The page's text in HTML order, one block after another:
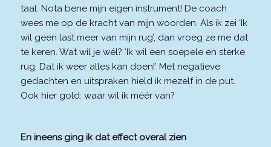
taal. Nota bene mijn eigen instrument! De coach
wees me op de kracht van mijn woorden. Als ik zei ‘Ik
wil geen last meer van mijn rug’, dan vroeg ze me dat
te keren. Wat wil je wél? ‘Ik wil een soepele en sterke
rug. Dat ik weer alles kan doen!’ Met negatieve
gedachten en uitspraken hield ik mezelf in de put.
Ook hier gold: waar wil ik méér van?
En ineens ging ik dat effect overal zien